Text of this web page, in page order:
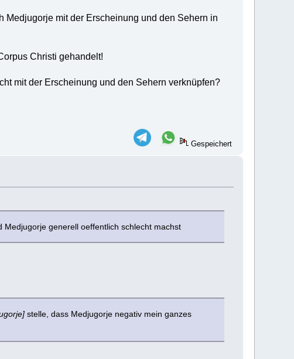
Medjugorje mit der Erscheinung und den Sehern in
Christi gehandelt!
mit der Erscheinung und den Sehern verknüpfen?
Gespeichert
generell oeffentlich schlecht machst
stelle, dass Medjugorje negativ mein ganzes